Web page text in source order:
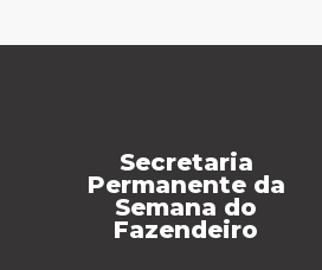
Secretaria
Permanente da
Semana do
Fazendeiro